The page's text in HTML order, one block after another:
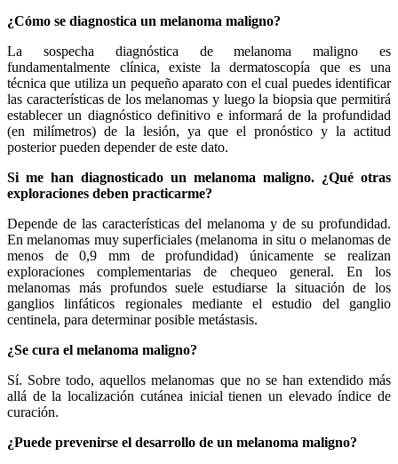
¿Cómo se diagnostica un melanoma maligno?
La sospecha diagnóstica de melanoma maligno es
fundamentalmente clínica, existe la dermatoscopía que es una
técnica que utiliza un pequeño aparato con el cual puedes identificar
las características de los melanomas y luego la biopsia que permitirá
establecer un diagnóstico definitivo e informará de la profundidad
(en milímetros) de la lesión, ya que el pronóstico y la actitud
posterior pueden depender de este dato.
Si me han diagnosticado un melanoma maligno. ¿Qué otras
exploraciones deben practicarme?
Depende de las características del melanoma y de su profundidad.
En melanomas muy superficiales (melanoma in situ o melanomas de
menos de 0,9 mm de profundidad) únicamente se realizan
exploraciones complementarias de chequeo general. En los
melanomas más profundos suele estudiarse la situación de los
ganglios linfáticos regionales mediante el estudio del ganglio
centinela, para determinar posible metástasis.
¿Se cura el melanoma maligno?
Sí. Sobre todo, aquellos melanomas que no se han extendido más
allá de la localización cutánea inicial tienen un elevado índice de
curación.
¿Puede prevenirse el desarrollo de un melanoma maligno?